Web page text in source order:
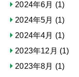
2024年6月 (1)
2024年5月 (1)
2024年4月 (1)
2023年12月 (1)
2023年8月 (1)